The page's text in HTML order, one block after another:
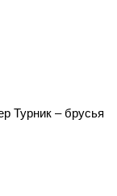
Турник – брусья